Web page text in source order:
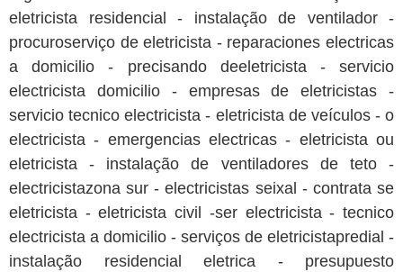
eletricista residencial - instalação de ventilador -
procuroserviço de eletricista - reparaciones electricas
a domicilio - precisando deeletricista - servicio
electricista domicilio - empresas de eletricistas -
servicio tecnico electricista - eletricista de veículos - o
electricista - emergencias electricas - eletricista ou
eletricista - instalação de ventiladores de teto -
electricistazona sur - electricistas seixal - contrata se
eletricista - eletricista civil -ser electricista - tecnico
electricista a domicilio - serviços de eletricistapredial -
instalação residencial eletrica - presupuesto